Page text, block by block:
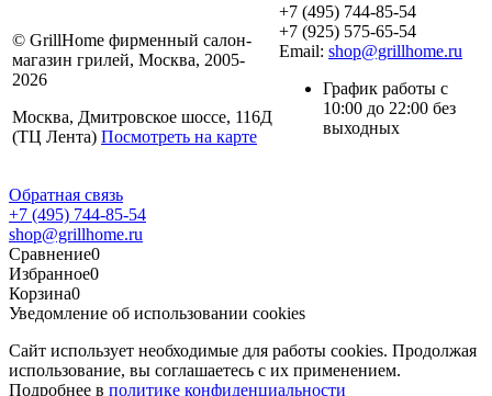
© GrillHome фирменный салон-
магазин грилей, Москва, 2005-
2026
Москва, Дмитровское шоссе, 116Д
(ТЦ Лента) Посмотреть на карте
+7 (495) 744-85-54
+7 (925) 575-65-54
Email: shop@grillhome.ru
График работы с
10:00 до 22:00 без
выходных
Обратная связь
+7 (495) 744-85-54
shop@grillhome.ru
Сравнение0
Избранное0
Корзина0
Уведомление об использовании cookies
Сайт использует необходимые для работы cookies. Продолжая
использование, вы соглашаетесь с их применением.
Подробнее в политике конфиденциальности